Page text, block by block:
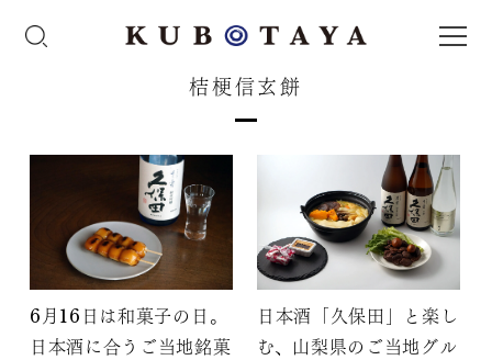
桔梗信玄餅
6月16日は和菓子の日。
日本酒に合うご当地銘菓
日本酒「久保田」と楽し
む、山梨県のご当地グル